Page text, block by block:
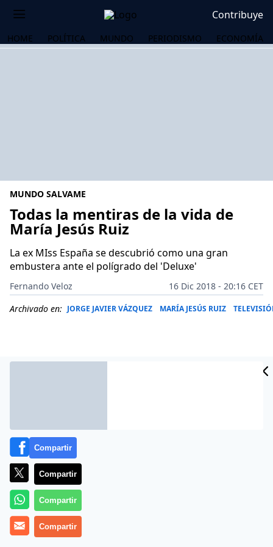
Contribuye
HOME POLÍTICA MUNDO PERIODISMO ECONOMÍA
MUNDO SALVAME
Todas la mentiras de la vida de
María Jesús Ruiz
La ex MIss España se descubrió como una gran
embustera ante el polígrado del 'Deluxe'
Fernando Veloz
16 Dic 2018 - 20:16 CET
Archivado en: JORGE JAVIER VÁZQUEZ MARÍA JESÚS RUIZ
María Jesús Ruiz
someterse alpolígrafo de Conchita.
la ex
Miss España
Compartir
Compartir
Compartir
Compartir